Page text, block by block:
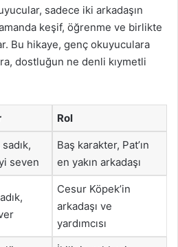
sadece iki arkadaşın
keşif, öğrenme ve birlikte
Bu hikaye, genç okuyuculara
dostluğun ne denli kıymetli
Rol
seven
Baş karakter, Pat’ın
en yakın arkadaşı
Cesur Köpek’in
arkadaşı ve
yardımcısı